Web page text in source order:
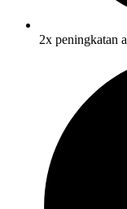
2x peningkatan